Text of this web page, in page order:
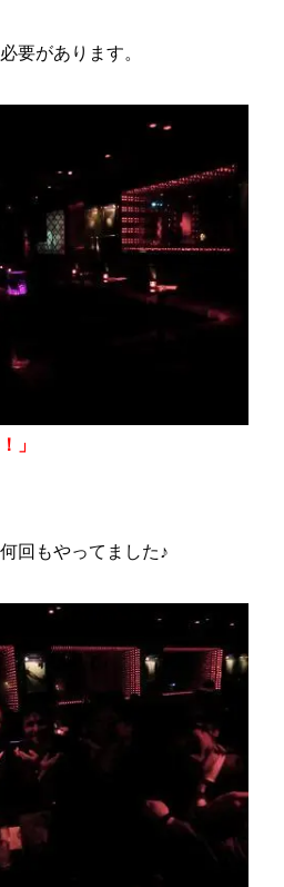
要があります。
」
回もやってました♪